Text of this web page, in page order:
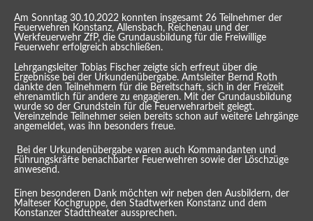
Am Sonntag 30.10.2022 konnten insgesamt 26 Teilnehmer der
Feuerwehren Konstanz, Allensbach, Reichenau und der
Werkfeuerwehr ZfP, die Grundausbildung für die Freiwillige
Feuerwehr erfolgreich abschließen.
Lehrgangsleiter Tobias Fischer zeigte sich erfreut über die
Ergebnisse bei der Urkundenübergabe. Amtsleiter Bernd Roth
dankte den Teilnehmern für die Bereitschaft, sich in der Freizeit
ehrenamtlich für andere zu engagieren. Mit der Grundausbildung
wurde so der Grundstein für die Feuerwehrarbeit gelegt.
Vereinzelnde Teilnehmer seien bereits schon auf weitere Lehrgänge
angemeldet, was ihn besonders freue.
Bei der Urkundenübergabe waren auch Kommandanten und
Führungskräfte benachbarter Feuerwehren sowie der Löschzüge
anwesend.
Einen besonderen Dank möchten wir neben den Ausbildern, der
Malteser Kochgruppe, den Stadtwerken Konstanz und dem
Konstanzer Stadttheater aussprechen.